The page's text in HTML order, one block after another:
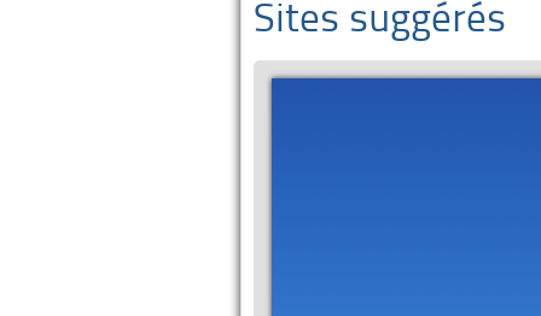
Sites suggérés